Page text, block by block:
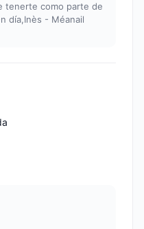
tenerte como parte de
día,Inès - Méanail